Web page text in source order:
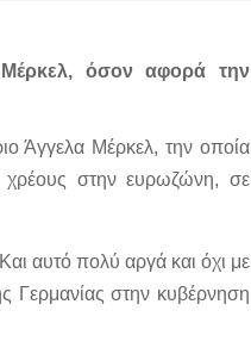
όσον αφορά την
Άγγελα Μέρκελ, την οποία
χρέους στην ευρωζώνη, σε
αυτό πολύ αργά και όχι με
Γερμανίας στην κυβέρνηση